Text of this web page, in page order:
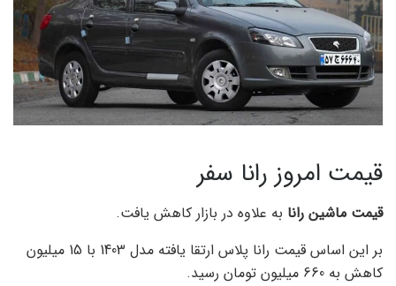
قیمت امروز رانا سفر
قیمت ماشین رانا به علاوه در بازار کاهش یافت.
بر این اساس قیمت رانا پلاس ارتقا یافته مدل 1403 با 15 میلیون
کاهش به 660 میلیون تومان رسید.